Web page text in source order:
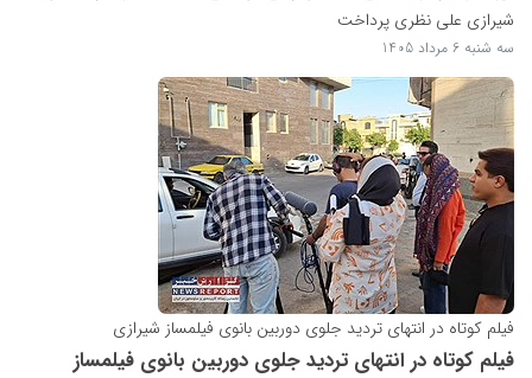
شیرازی علی نظری پرداخت
سه شنبه 6 مرداد 1405
فیلم کوتاه در انتهای تردید جلوی دوربین بانوی فیلمساز شیرازی
فیلم کوتاه در انتهای تردید جلوی دوربین بانوی فیلمساز